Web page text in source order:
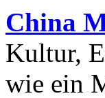
China
Kultur,
wie ein